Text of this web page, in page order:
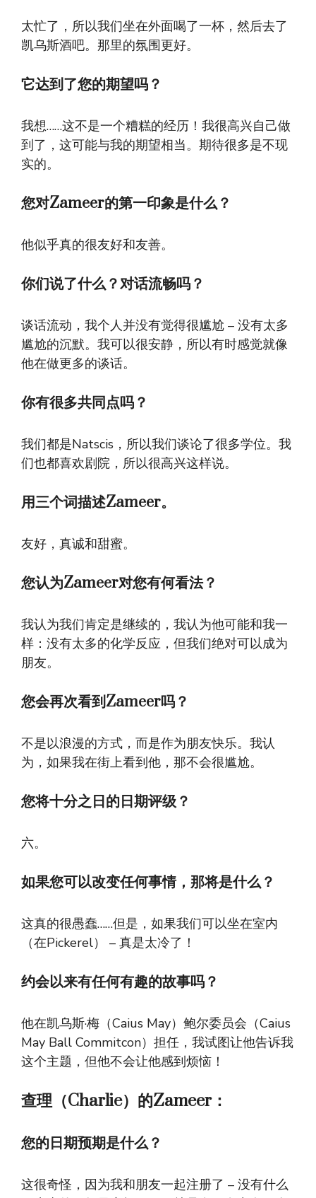
太忙了，所以我们坐在外面喝了一杯，然后去了
凯乌斯酒吧。那里的氛围更好。
它达到了您的期望吗？
我想……这不是一个糟糕的经历！我很高兴自己做
到了，这可能与我的期望相当。期待很多是不现
实的。
您对Zameer的第一印象是什么？
他似乎真的很友好和友善。
你们说了什么？对话流畅吗？
谈话流动，我个人并没有觉得很尴尬 – 没有太多
尴尬的沉默。我可以很安静，所以有时感觉就像
他在做更多的谈话。
你有很多共同点吗？
我们都是Natscis，所以我们谈论了很多学位。我
们也都喜欢剧院，所以很高兴这样说。
用三个词描述Zameer。
友好，真诚和甜蜜。
您认为Zameer对您有何看法？
我认为我们肯定是继续的，我认为他可能和我一
样：没有太多的化学反应，但我们绝对可以成为
朋友。
您会再次看到Zameer吗？
不是以浪漫的方式，而是作为朋友快乐。我认
为，如果我在街上看到他，那不会很尴尬。
您将十分之日的日期评级？
六。
如果您可以改变任何事情，那将是什么？
这真的很愚蠢……但是，如果我们可以坐在室内
（在Pickerel） – 真是太冷了！
约会以来有任何有趣的故事吗？
他在凯乌斯·梅（Caius May）鲍尔委员会（Caius
May Ball Commitcon）担任，我试图让他告诉我
这个主题，但他不会让他感到烦恼！
查理（Charlie）的Zameer：
您的日期预期是什么？
这很奇怪，因为我和朋友一起注册了 – 没有什么